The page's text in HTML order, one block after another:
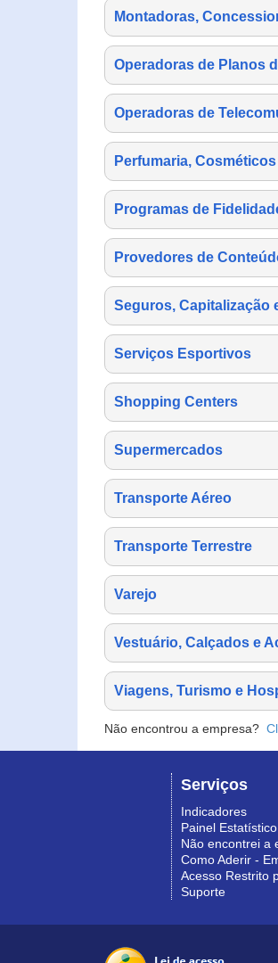
Montadoras,
Operadoras de Planos
Operadoras de
Perfumaria,
Programas de
Provedores de
Seguros, Capitalização
Serviços Esportivos
Shopping Centers
Supermercados
Transporte Aéreo
Transporte Terrestre
Varejo
Vestuário, Calçados e
Viagens, Turismo e
Não encontrou a empresa?
Serviços
Indicadores
Painel Estatístico
Não encontrei a
Como Aderir -
Acesso Restrito
Suporte